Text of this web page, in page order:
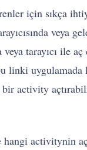
için sıkça
veya
tarayıcı ile aç
activity
activitynin